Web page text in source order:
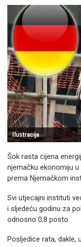
Ilustracija
Šok rasta cijena
njemačku ekonomiju
prema Njemačkom
Svi utjecajni instituti
i sljedeću godinu za
odnosno 0,8 posto.
Posljedice rata, dakle,